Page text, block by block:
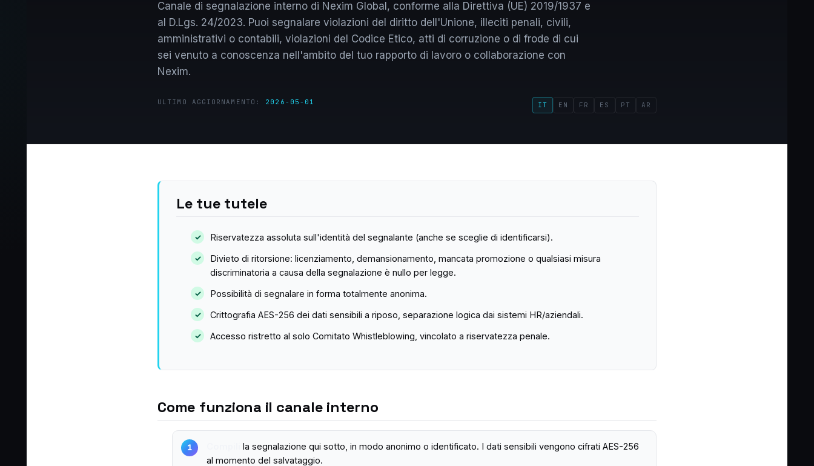
Canale di segnalazione interno di Nexim Global, conforme alla Direttiva (UE) 2019/1937 e
al D.Lgs. 24/2023. Puoi segnalare violazioni del diritto dell'Unione, illeciti penali, civili,
amministrativi o contabili, violazioni del Codice Etico, atti di corruzione o di frode di cui
sei venuto a conoscenza nell'ambito del tuo rapporto di lavoro o collaborazione con
Nexim.
ULTIMO AGGIORNAMENTO: 2026-05-01 IT EN FR ES PT AR
Le tue tutele
Riservatezza assoluta sull'identità del segnalante (anche se sceglie di identificarsi).
Divieto di ritorsione: licenziamento, demansionamento, mancata promozione o qualsiasi misura
discriminatoria a causa della segnalazione è nullo per legge.
Possibilità di segnalare in forma totalmente anonima.
Crittografia AES-256 dei dati sensibili a riposo, separazione logica dai sistemi HR/aziendali.
Accesso ristretto al solo Comitato Whistleblowing, vincolato a riservatezza penale.
Come funziona il canale interno
la segnalazione qui sotto, in modo anonimo o identificato. I dati sensibili vengono cifrati AES-256
al momento del salvataggio.